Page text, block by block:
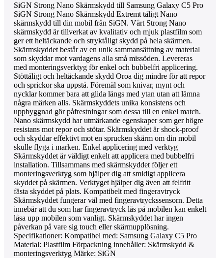
SiGN Strong Nano Skärmskydd till Samsung Galaxy C5 Pro
SiGN Strong Nano Skärmskydd Extremt tåligt Nano
skärmskydd till din mobil från SiGN. Vårt Strong Nano
skärmskydd är tillverkat av kvalitativ och mjuk plastfilm som
ger ett heltäckande och stryktåligt skydd på hela skärmen.
Skärmskyddet består av en unik sammansättning av material
som skyddar mot vardagens alla små missöden. Levereras
med monteringsverktyg för enkel och bubbelfri applicering.
Stöttåligt och heltäckande skydd Oroa dig mindre för att repor
och sprickor ska uppstå. Föremål som knivar, mynt och
nycklar kommer bara att glida längs med ytan utan att lämna
några märken alls. Skärmskyddets unika konsistens och
uppbyggnad gör påfrestningar som dessa till en enkel match.
Nano skärmskydd har utmärkande egenskaper som ger högre
resistans mot repor och stötar. Skärmskyddet är shock-proof
och skyddar effektivt mot en sprucken skärm om din mobil
skulle flyga i marken. Enkel applicering med verktyg
Skärmskyddet är väldigt enkelt att applicera med bubbelfri
installation. Tillsammans med skärmskyddet följer ett
monteringsverktyg som hjälper dig att smidigt applicera
skyddet på skärmen. Verktyget hjälper dig även att felfritt
fästa skyddet på plats. Kompatibelt med fingeravtryck
Skärmskyddet fungerar väl med fingeravtryckssensorn. Detta
innebär att du som har fingeravtryck lås på mobilen kan enkelt
låsa upp mobilen som vanligt. Skärmskyddet har ingen
påverkan på vare sig touch eller skärmupplösning.
Specifikationer: Kompatibel med: Samsung Galaxy C5 Pro
Material: Plastfilm Förpackning innehåller: Skärmskydd &
monteringsverktyg Märke: SiGN